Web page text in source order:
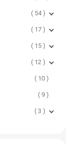
54
17
15
12
10
9
3